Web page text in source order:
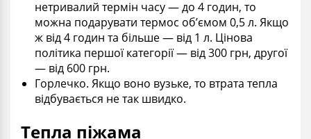
нетривалий термін часу — до 4 годин, то
можна подарувати термос об’ємом 0,5 л. Якщо
ж від 4 годин та більше — від 1 л. Цінова
політика першої категорії — від 300 грн, другої
— від 600 грн.
Горлечко. Якщо воно вузьке, то втрата тепла
відбувається не так швидко.
Тепла піжама